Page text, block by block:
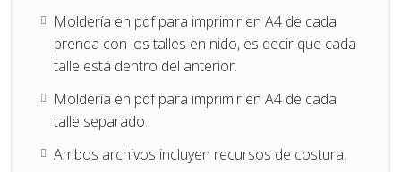
Moldería en pdf para imprimir en A4 de cada
prenda con los talles en nido, es decir que cada
talle está dentro del anterior.
Moldería en pdf para imprimir en A4 de cada
talle separado.
Ambos archivos incluyen recursos de costura.